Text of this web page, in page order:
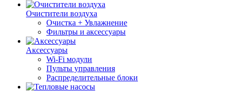
Очистители воздуха
Очистка + Увлажнение
Фильтры и аксессуары
Аксессуары
Wi-Fi модули
Пульты управления
Распределительные блоки